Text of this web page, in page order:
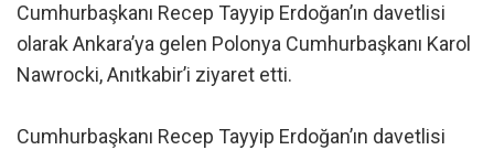
Cumhurbaşkanı Recep Tayyip Erdoğan’ın davetlisi
olarak Ankara’ya gelen Polonya Cumhurbaşkanı Karol
Nawrocki, Anıtkabir’i ziyaret etti.
Cumhurbaşkanı Recep Tayyip Erdoğan’ın davetlisi